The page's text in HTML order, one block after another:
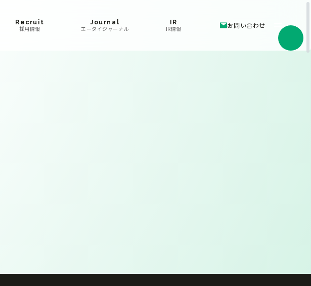
Recruit
採用情報
Journal
エータイジャーナル
IR
IR情報 お問い合わせ